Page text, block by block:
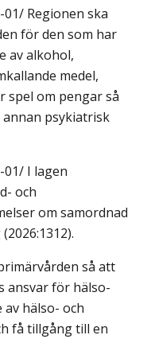
01/ Regionen ska
för den som har
av alkohol,
medel,
spel om pengar så
psykiatrisk
01/ I lagen
och
om samordnad
(2026:1312).
så att
ansvar för hälso-
hälso- och
få tillgång till en